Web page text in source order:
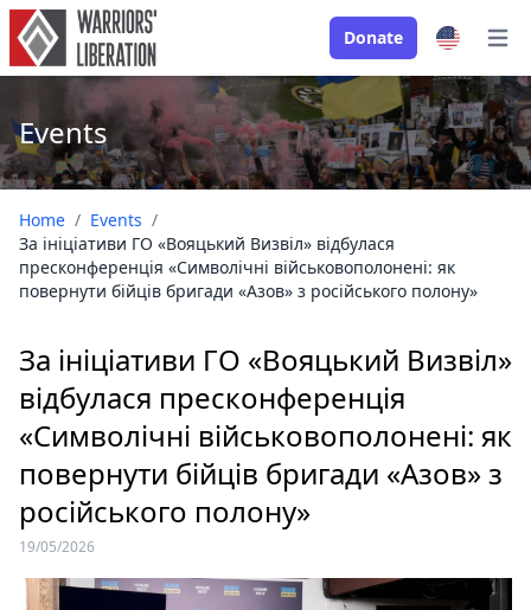
Donate
Events
Home / Events /
За ініціативи ГО «Вояцький Визвіл» відбулася
пресконференція «Символічні військовополонені: як
повернути бійців бригади «Азов» з російського полону»
За ініціативи ГО «Вояцький Визвіл»
відбулася пресконференція
«Символічні військовополонені: як
повернути бійців бригади «Азов» з
російського полону»
19/05/2026